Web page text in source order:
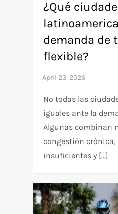
¿Qué
demanda de
flexible?
No todas las
iguales ante la
Algunas combinan
congestión crónica,
insuficientes y […]